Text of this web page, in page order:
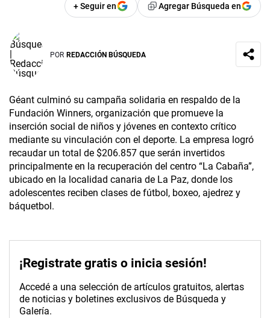
+ Seguir en Agregar Búsqueda en
POR REDACCIÓN BÚSQUEDA
Géant culminó su campaña solidaria en respaldo de la
Fundación Winners, organización que promueve la
inserción social de niños y jóvenes en contexto crítico
mediante su vinculación con el deporte. La empresa logró
recaudar un total de $206.857 que serán invertidos
principalmente en la recuperación del centro “La Cabaña”,
ubicado en la localidad canaria de La Paz, donde los
adolescentes reciben clases de fútbol, boxeo, ajedrez y
báquetbol.
¡Registrate gratis o inicia sesión!
Accedé a una selección de artículos gratuitos, alertas
de noticias y boletines exclusivos de Búsqueda y
Galería.